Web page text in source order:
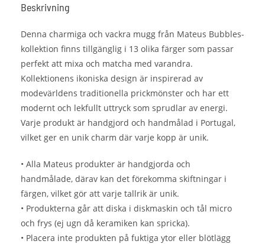
Beskrivning
Denna charmiga och vackra mugg från Mateus Bubbles-
kollektion finns tillgänglig i 13 olika färger som passar
perfekt att mixa och matcha med varandra.
Kollektionens ikoniska design är inspirerad av
modevärldens traditionella prickmönster och har ett
modernt och lekfullt uttryck som sprudlar av energi.
Varje produkt är handgjord och handmålad i Portugal,
vilket ger en unik charm där varje kopp är unik.
• Alla Mateus produkter är handgjorda och
handmålade, därav kan det förekomma skiftningar i
färgen, vilket gör att varje tallrik är unik.
• Produkterna går att diska i diskmaskin och tål micro
och frys (ej ugn då keramiken kan spricka).
• Placera inte produkten på fuktiga ytor eller blötlägg